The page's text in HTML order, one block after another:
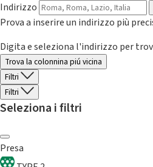
Indirizzo
Prova a inserire un indirizzo più
Digita e seleziona l'indirizzo per
Trova la colonnina piú vicina
Filtri
Filtri
Seleziona i filtri
Presa